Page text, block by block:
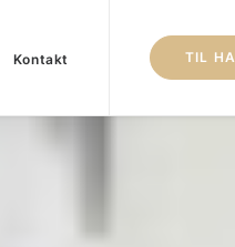
Kontakt TIL